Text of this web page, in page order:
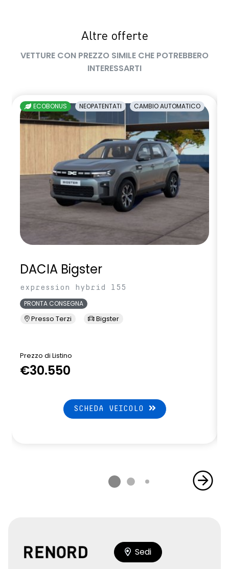
sedili posteriori ripiegabili 1/3 - 2/3
sellerie in tessuto nero melange e tessuto nero titanio con
sistema di controllo della pressione pneumatici indiretto
sistema di frenata d'emergenza attiva
sistema multimediale openR link 10.4" con Google integrato
volante in pelle
Altre offerte
VETTURE CON PREZZO SIMILE CHE POTREBBERO
INTERESSARTI
ECOBONUS NEOPATENTATI CAMBIO AUTOMATICO
DACIA Bigster
expression hybrid 155
PRONTA CONSEGNA
Presso Terzi Bigster
Prezzo di Listino
€30.550
SCHEDA VEICOLO
Sedi